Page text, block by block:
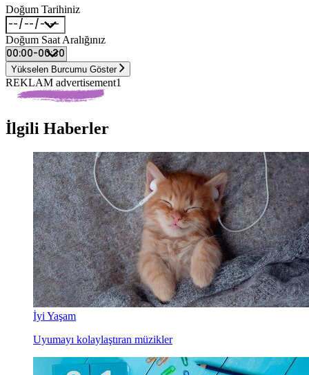
Doğum Tarihiniz
Doğum Saat Aralığınız
Yükselen Burcumu Göster
REKLAM advertisement1
İlgili Haberler
İyi Yaşam
Uyumayı kolaylaştıran müzikler